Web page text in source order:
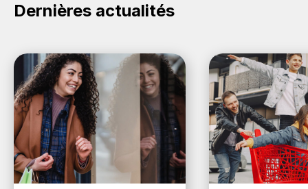
Dernières actualités